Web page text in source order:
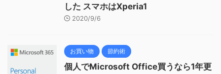
した スマホはXperia1
2020/9/6
お買い物 節約術
個人でMicrosoft Office買うなら1年更